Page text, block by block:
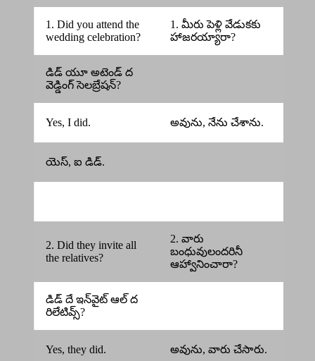
1. Did you attend the
wedding celebration?
1. మీరు పెళ్లి వేడుకకు
హాజరయ్యారా?
డిడ్ యూ అటెండ్ ద
వెడ్డింగ్ సెలబ్రేషన్?
Yes, I did. అవును, నేను చేశాను.
యెస్, ఐ డిడ్.
2. Did they invite all
the relatives?
2. వారు
బంధువులందరినీ
ఆహ్వానించారా?
డిడ్ దే ఇన్‌వైట్ ఆల్ ద
రిలేటివ్స్?
Yes, they did. అవును, వారు చేసారు.